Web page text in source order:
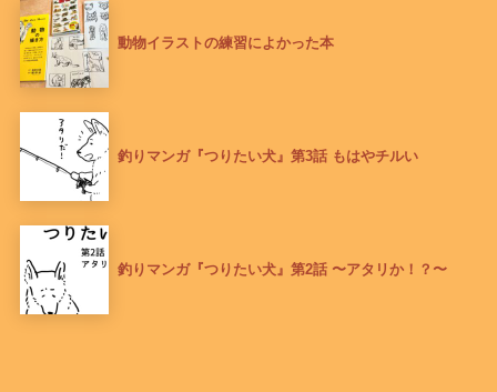
動物イラストの練習によかった本
釣りマンガ『つりたい犬』第3話 もはやチルい
釣りマンガ『つりたい犬』第2話 〜アタリか！？〜